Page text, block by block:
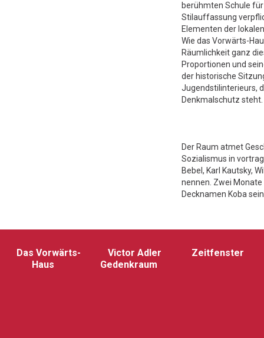
berühmten Schule
Stilauffassung
Elementen der
Wie das Vorwärts-
Räumlichkeit ganz
Proportionen und
der historische
Jugendstilinterieurs,
Denkmalschutz steht.
Der Raum atmet
Sozialismus in
Bebel, Karl Kautsky,
nennen. Zwei
Decknamen Koba
Das Vorwärts-
Haus
Victor Adler
Gedenkraum
Zeitfenster